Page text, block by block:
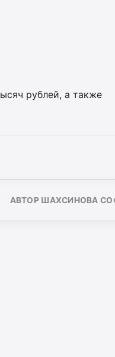
рублей, а также
АВТОР ШАХСИНОВА